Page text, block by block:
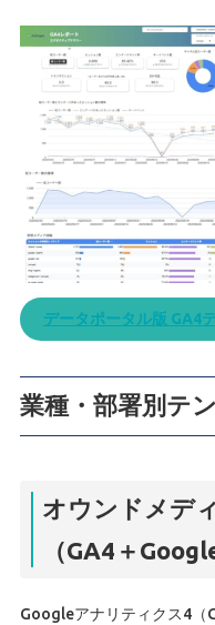
データポータル版 GA4
業種・部署別テ
オウンドメデ
（GA4＋
Googleアナリティクス4（